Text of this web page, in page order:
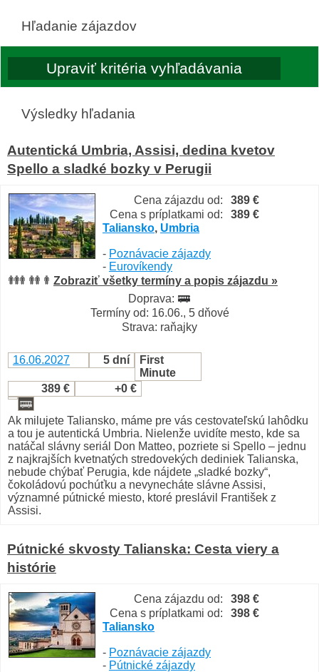
Hľadanie zájazdov
Výsledky hľadania
Autentická Umbria, Assisi, dedina kvetov
Spello a sladké bozky v Perugii
Cena zájazdu od:
389 €
Cena s príplatkami od:
389 €
Taliansko, Umbria
- Poznávacie zájazdy
- Eurovíkendy
Zobraziť všetky termíny a popis zájazdu »
Doprava:
Termíny od: 16.06., 5 dňové
Strava: raňajky
16.06.2027 5 dní
First
Minute
389 €
+0 €
Ak milujete Taliansko, máme pre vás cestovateľskú lahôdku
a tou je autentická Umbria. Nielenže uvidíte mesto, kde sa
natáčal slávny seriál Don Matteo, pozriete si Spello – jednu
z najkrajších kvetnatých stredovekých dediniek Talianska,
nebude chýbať Perugia, kde nájdete „sladké bozky“,
čokoládovú pochúťku a nevynecháte slávne Assisi,
významné pútnické miesto, ktoré preslávil František z
Assisi.
Pútnické skvosty Talianska: Cesta viery a
histórie
Cena zájazdu od:
398 €
Cena s príplatkami od:
398 €
Taliansko
- Poznávacie zájazdy
- Pútnické zájazdy